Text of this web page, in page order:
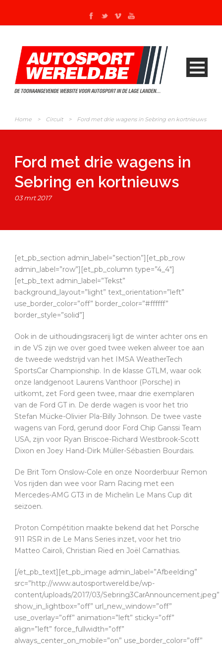
Home > Circuit > Ford met drie wagens in Sebring en kortnieuws
Ford met drie wagens in
Sebring en kortnieuws
03 mrt 2017
[et_pb_section admin_label=”section”][et_pb_row
admin_label=”row”][et_pb_column type=”4_4″]
[et_pb_text admin_label=”Tekst”
background_layout=”light” text_orientation=”left”
use_border_color=”off” border_color=”#ffffff”
border_style=”solid”]
Ook in de uithoudingsracerij ligt de winter achter ons en
in de VS zijn we over goed twee weken alweer toe aan
de tweede wedstrijd van het IMSA WeatherTech
SportsCar Championship. In de klasse GTLM, waar ook
onze landgenoot Laurens Vanthoor (Porsche) in
uitkomt, zet Ford geen twee, maar drie exemplaren
van de Ford GT in. De derde wagen is voor het trio
Stefan Mücke-Olivier Pla-Billy Johnson. De twee vaste
wagens van Ford, gerund door Ford Chip Ganssi Team
USA, zijn voor Ryan Briscoe-Richard Westbrook-Scott
Dixon en Joey Hand-Dirk Müller-Sébastien Bourdais.
De Brit Tom Onslow-Cole en onze Noorderbuur Remon
Vos rijden dan wee voor Ram Racing met een
Mercedes-AMG GT3 in de Michelin Le Mans Cup dit
seizoen.
Proton Compétition maakte bekend dat het Porsche
911 RSR in de Le Mans Series inzet, voor het trio
Matteo Cairoli, Christian Ried en Joël Camathias.
[/et_pb_text][et_pb_image admin_label=”Afbeelding”
src=”http://www.autosportwereld.be/wp-
content/uploads/2017/03/Sebring3CarAnnouncement.jpeg”
show_in_lightbox=”off” url_new_window=”off”
use_overlay=”off” animation=”left” sticky=”off”
align=”left” force_fullwidth=”off”
always_center_on_mobile=”on” use_border_color=”off”